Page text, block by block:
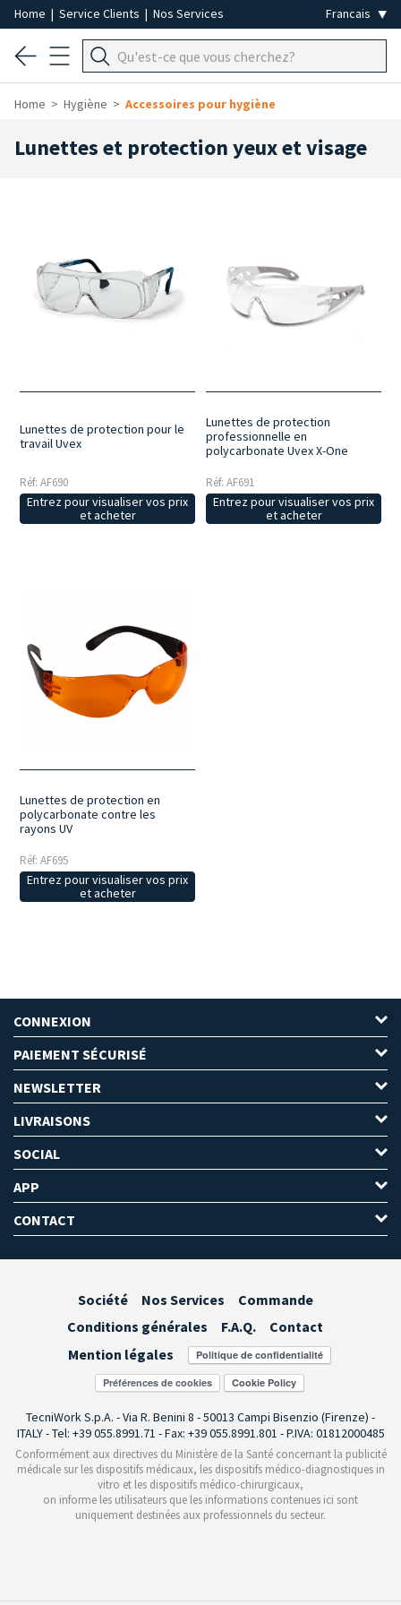
Home | Service Clients | Nos Services
Home Hygiène Accessoires pour hygiène
Lunettes et protection yeux et visage
Lunettes de protection pour le
travail Uvex
Réf: AF690
Entrez pour visualiser vos prix
et acheter
Lunettes de protection
professionnelle en
polycarbonate Uvex X-One
Réf: AF691
Entrez pour visualiser vos prix
et acheter
Lunettes de protection en
polycarbonate contre les
rayons UV
Réf: AF695
Entrez pour visualiser vos prix
et acheter
CONNEXION
PAIEMENT SÉCURISÉ
NEWSLETTER
LIVRAISONS
SOCIAL
APP
CONTACT
Société Nos Services
Commande
Conditions générales
F.A.Q.
Contact
Mention légales
Préférences de cookies
TecniWork S.p.A. - Via R. Benini 8 - 50013 Campi Bisenzio (Firenze) -
ITALY - Tel: +39 055.8991.71 - Fax: +39 055.8991.801 - P.IVA: 01812000485
Conformément aux directives du Ministère de la Santé concernant la publicité
médicale sur les dispositifs médicaux, les dispositifs médico-diagnostiques in
vitro et les dispositifs médico-chirurgicaux,
on informe les utilisateurs que les informations contenues ici sont
uniquement destinées aux professionnels du secteur.